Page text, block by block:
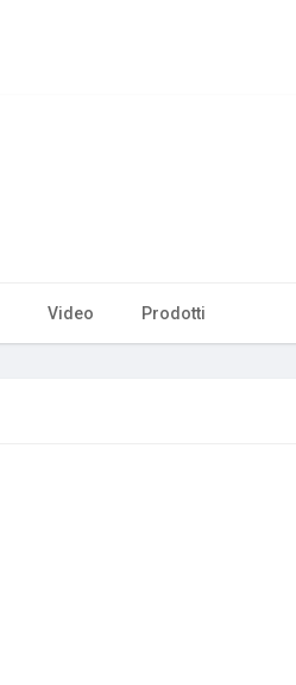
Video Prodotti